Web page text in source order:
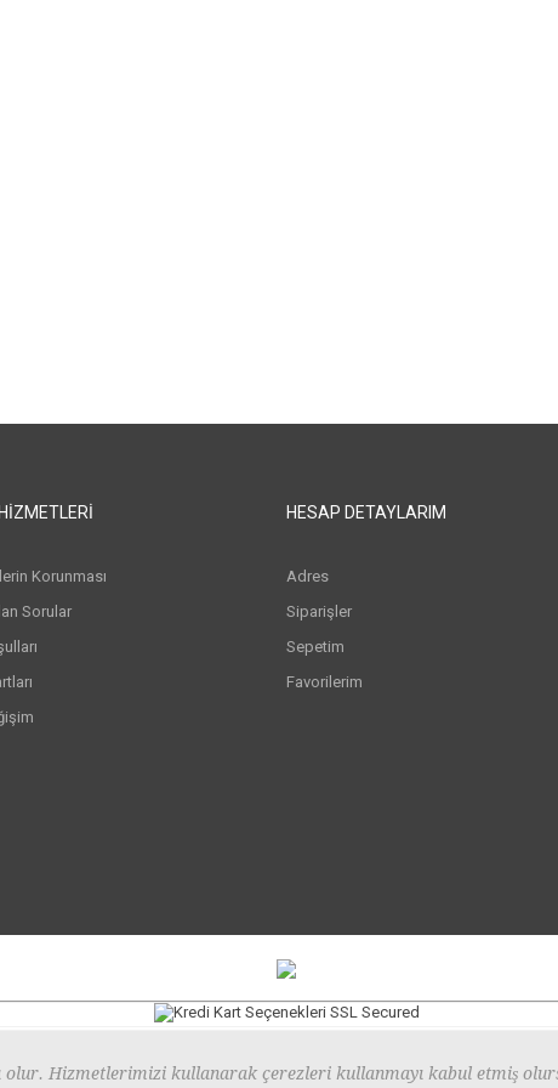
Korunması
Sorular
HESAP DETAYLARIM
Adres
Siparişler
Sepetim
Favorilerim
Copyright © 2026 Anemoss. Tüm Hakkı Saklıdır.
olur. Hizmetlerimizi kullanarak çerezleri kullanmayı kabul etmiş